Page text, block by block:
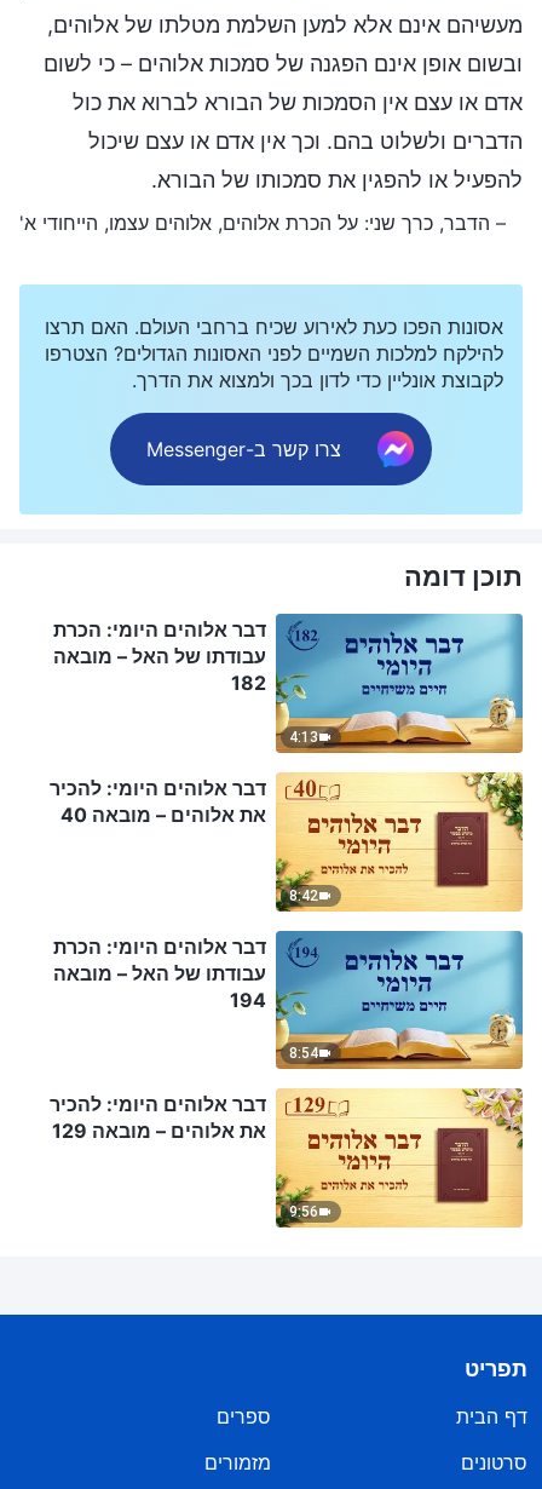
מעשיהם אינם אלא למען השלמת מטלתו של אלוהים,
ובשום אופן אינם הפגנה של סמכות אלוהים – כי לשום
אדם או עצם אין הסמכות של הבורא לברוא את כול
הדברים ולשלוט בהם. וכך אין אדם או עצם שיכול
להפעיל או להפגין את סמכותו של הבורא.
– הדבר, כרך שני: על הכרת אלוהים, אלוהים עצמו, הייחודי א'
אסונות הפכו כעת לאירוע שכיח ברחבי העולם. האם תרצו
להילקח למלכות השמיים לפני האסונות הגדולים? הצטרפו
לקבוצת אונליין כדי לדון בכך ולמצוא את הדרך.
צרו קשר ב-Messenger
תוכן דומה
4:13
דבר אלוהים היומי: הכרת
עבודתו של האל – מובאה
182
8:42
דבר אלוהים היומי: להכיר
את אלוהים – מובאה 40
8:54
דבר אלוהים היומי: הכרת
עבודתו של האל – מובאה
194
9:56
דבר אלוהים היומי: להכיר
את אלוהים – מובאה 129
תפריט
דף הבית
ספרים
סרטונים
מזמורים